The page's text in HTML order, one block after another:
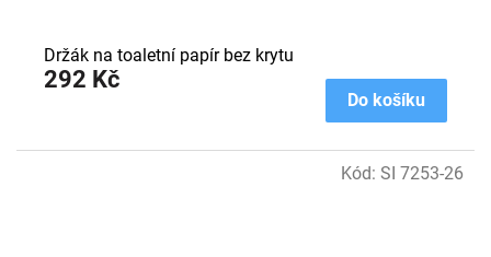
292 Kč
Do košíku
Držák na toaletní papír bez krytu
Kód: SI 7253-26